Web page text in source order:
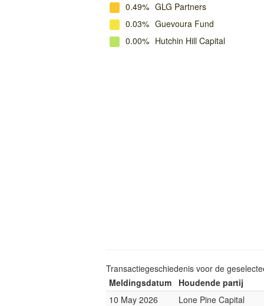
0.49% GLG Partners
0.03% Guevoura Fund
0.00% Hutchin Hill Capital
Transactiegeschiedenis voor de
Meldingsdatum
Houdende partij
10 May 2026
Lone Pine Capital